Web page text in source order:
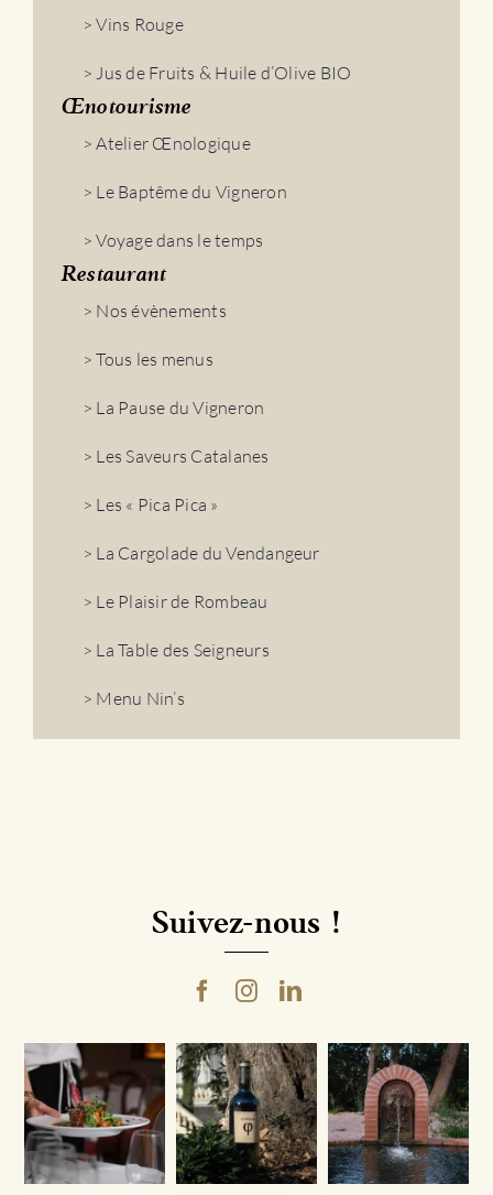
> Vins Rouge
> Jus de Fruits & Huile d’Olive BIO
Œnotourisme
> Atelier Œnologique
> Le Baptême du Vigneron
> Voyage dans le temps
Restaurant
> Nos évènements
> Tous les menus
> La Pause du Vigneron
> Les Saveurs Catalanes
> Les « Pica Pica »
> La Cargolade du Vendangeur
> Le Plaisir de Rombeau
> La Table des Seigneurs
> Menu Nin’s
Suivez-nous !